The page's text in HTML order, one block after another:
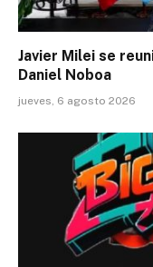
Javier Milei se
Daniel Noboa
jueves, 6 agosto 2026